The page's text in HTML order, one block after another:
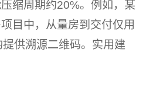
缩周期约20%。例如，某
目中，从量房到交付仅用
供溯源二维码。实用建